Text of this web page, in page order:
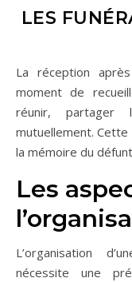
LES
La réception après une cérémonie funéraire offre un
moment de
réunir, partager
mutuellement.
la mémoire du
Les
L’organisation
nécessite une